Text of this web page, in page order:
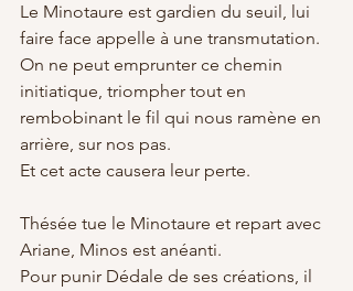
Le Minotaure est gardien du seuil, lui
faire face appelle à une transmutation.
On ne peut emprunter ce chemin
initiatique, triompher tout en
rembobinant le fil qui nous ramène en
arrière, sur nos pas.
Et cet acte causera leur perte.
Thésée tue le Minotaure et repart avec
Ariane, Minos est anéanti.
Pour punir Dédale de ses créations, il